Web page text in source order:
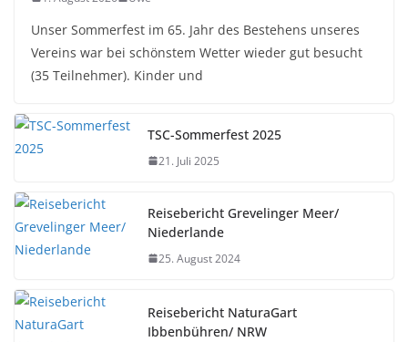
Unser Sommerfest im 65. Jahr des Bestehens unseres
Vereins war bei schönstem Wetter wieder gut besucht
(35 Teilnehmer). Kinder und
TSC-Sommerfest 2025
21. Juli 2025
Reisebericht Grevelinger Meer/
Niederlande
25. August 2024
Reisebericht NaturaGart
Ibbenbühren/ NRW